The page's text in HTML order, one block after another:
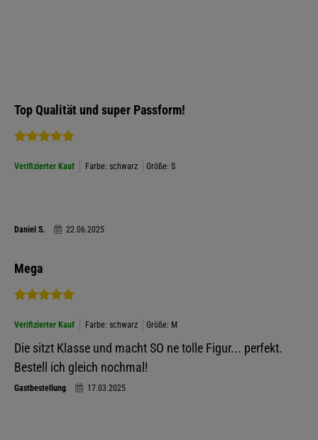
Top Qualität und super Passform!
Verifizierter Kauf Farbe: schwarz Größe: S
Daniel S. 22.06.2025
Mega
Verifizierter Kauf Farbe: schwarz Größe: M
Die sitzt Klasse und macht SO ne tolle Figur... perfekt.
Bestell ich gleich nochmal!
Gastbestellung 17.03.2025